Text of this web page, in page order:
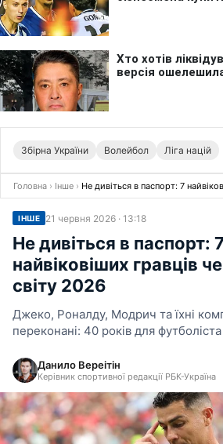
Збірна України Волейбол Ліга націй
Головна › Інше › Не дивіться в паспорт: 7
ІНШЕ 21 червня 2026 · 13:18
Не дивіться в паспорт: 7
найвіковіших гравців
світу 2026
Джеко, Роналду, Модрич та їхні
переконані: 40 років для
Данило Вереітін
Керівник спортивної редакції РБК-Україна